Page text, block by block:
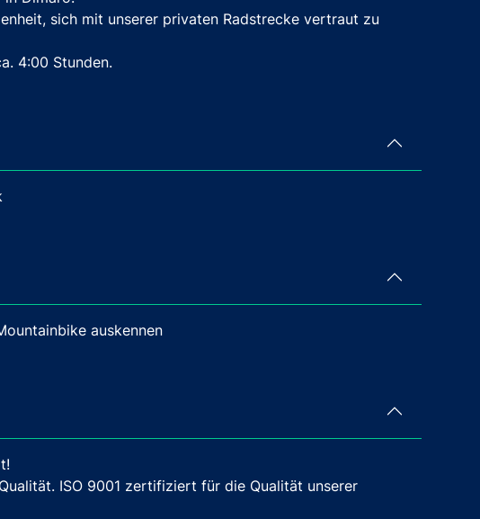
sich mit unserer privaten Radstrecke vertraut zu
4:00 Stunden.
auskennen
ISO 9001 zertifiziert für die Qualität unserer